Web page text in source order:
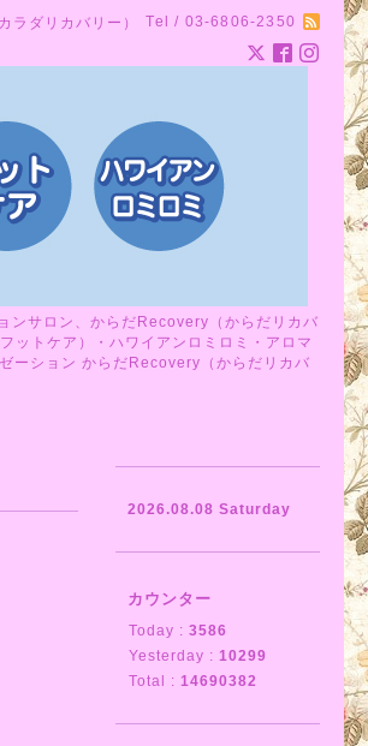
ラダリカバリー） Tel / 03-6806-2350
ンサロン、からだRecovery（からだリカバ
ットケア）・ハワイアンロミロミ・アロマ
ーション からだRecovery（からだリカバ
2026.08.08 Saturday
カウンター
Today : 3586
Yesterday : 10299
Total : 14690382